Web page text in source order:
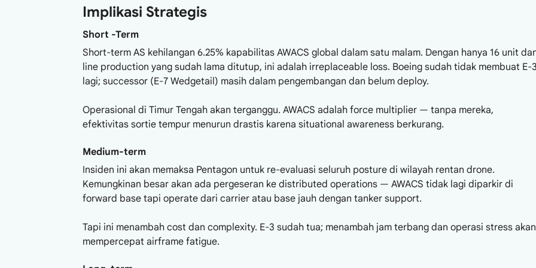
Implikasi Strategis
Short -Term
Short-term AS kehilangan 6.25% kapabilitas AWACS global dalam satu malam. Dengan hanya 16 unit
line production yang sudah lama ditutup, ini adalah irreplaceable loss. Boeing sudah tidak membuat E-
lagi; successor (E-7 Wedgetail) masih dalam pengembangan dan belum deploy.
Operasional di Timur Tengah akan terganggu. AWACS adalah force multiplier — tanpa mereka,
efektivitas sortie tempur menurun drastis karena situational awareness berkurang.
Medium-term
Insiden ini akan memaksa Pentagon untuk re-evaluasi seluruh posture di wilayah rentan drone.
Kemungkinan besar akan ada pergeseran ke distributed operations — AWACS tidak lagi diparkir di
forward base tapi operate dari carrier atau base jauh dengan tanker support.
Tapi ini menambah cost dan complexity. E-3 sudah tua; menambah jam terbang dan operasi stress akan
mempercepat airframe fatigue.